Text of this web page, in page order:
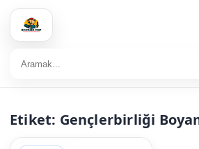
Etiket: Gençlerbirliği